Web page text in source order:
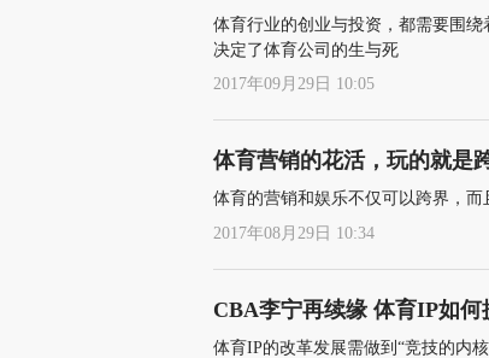
体育行业的创业与投资，都需要围
决定了体育公司的生与死
2017年09月29日 10:05
体育营销的花活，玩的就是
体育的营销和娱乐不仅可以跨界，
2017年08月29日 10:34
CBA李宁再续缘 体育IP如何
体育IP的改革发展需做到“竞技的内